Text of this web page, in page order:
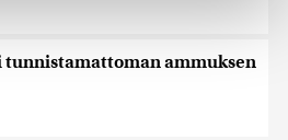
sisällön ja mainosten
analysoimiseen. Lisäksi
mainosalan ja analytiikka-
siitä, miten käytät
voivat yhdistää näitä
tunnistamattoman ammuksen